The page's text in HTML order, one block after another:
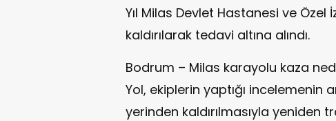
Yıl Milas Devlet Hastanesi ve Özel
kaldırılarak tedavi altına alındı.
Bodrum – Milas karayolu kaza
Yol, ekiplerin yaptığı incelemenin
yerinden kaldırılmasıyla yeniden